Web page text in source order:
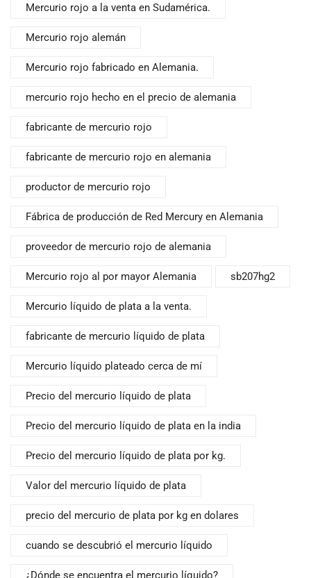
Mercurio rojo a la venta en Sudamérica.
Mercurio rojo alemán
Mercurio rojo fabricado en Alemania.
mercurio rojo hecho en el precio de alemania
fabricante de mercurio rojo
fabricante de mercurio rojo en alemania
productor de mercurio rojo
Fábrica de producción de Red Mercury en Alemania
proveedor de mercurio rojo de alemania
Mercurio rojo al por mayor Alemania sb207hg2
Mercurio líquido de plata a la venta.
fabricante de mercurio líquido de plata
Mercurio líquido plateado cerca de mí
Precio del mercurio líquido de plata
Precio del mercurio líquido de plata en la india
Precio del mercurio líquido de plata por kg.
Valor del mercurio líquido de plata
precio del mercurio de plata por kg en dolares
cuando se descubrió el mercurio líquido
¿Dónde se encuentra el mercurio líquido?